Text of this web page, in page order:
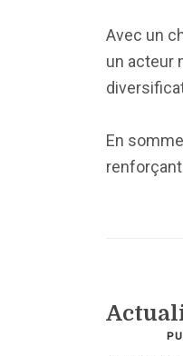
Avec un
un acteur
En